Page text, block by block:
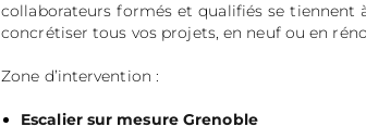
collaborateurs formés et qualifiés se tiennent
concrétiser tous vos projets, en neuf ou en
Zone d’intervention :
Escalier sur mesure Grenoble